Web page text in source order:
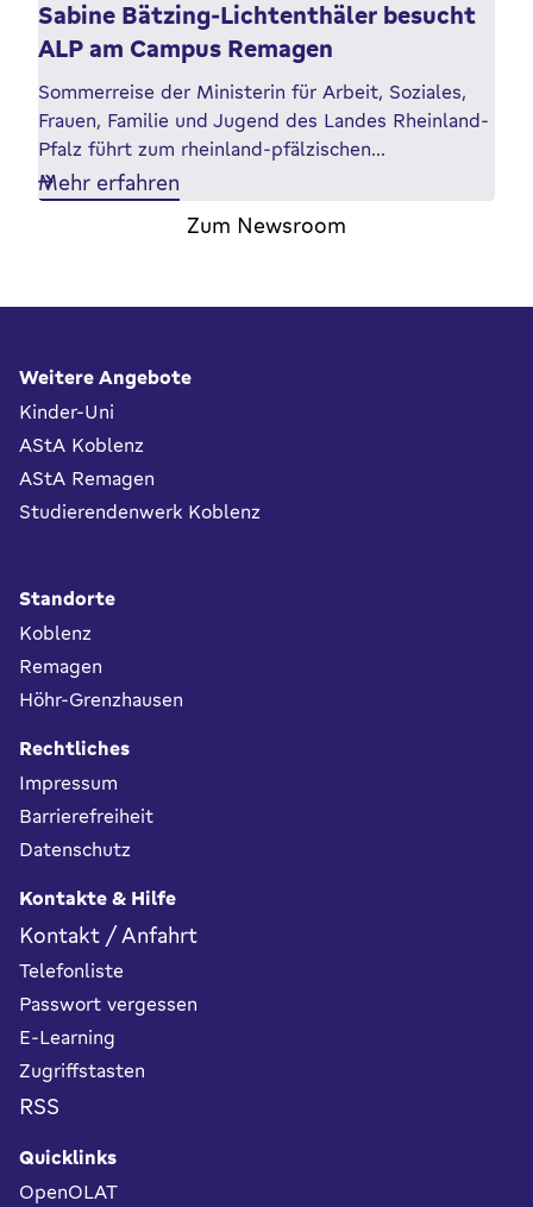
Sabine Bätzing-Lichtenthäler besucht
ALP am Campus Remagen
Sommerreise der Ministerin für Arbeit, Soziales,
Frauen, Familie und Jugend des Landes Rheinland-
Pfalz führt zum rheinland-pfälzischen…
Mehr erfahren
Zum Newsroom
Fußbereich
Weitere Angebote
Kinder-Uni
AStA Koblenz
AStA Remagen
Studierendenwerk Koblenz
Standorte
Koblenz
Remagen
Höhr-Grenzhausen
Rechtliches
Impressum
Barrierefreiheit
Datenschutz
Kontakte & Hilfe
Kontakt / Anfahrt
Telefonliste
Passwort vergessen
E-Learning
Zugriffstasten
RSS
Quicklinks
OpenOLAT